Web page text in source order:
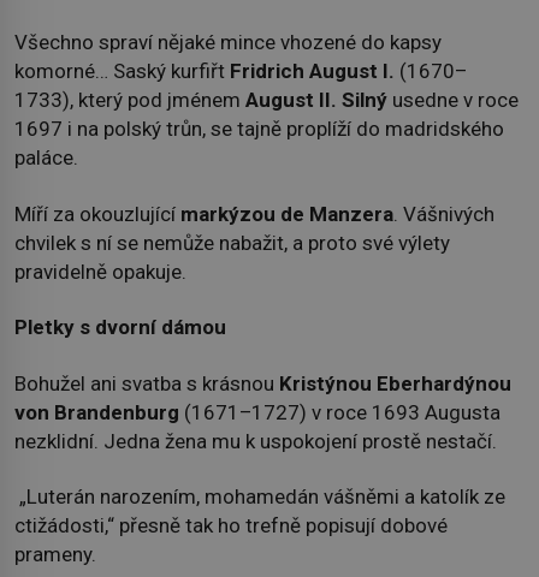
Všechno spraví nějaké mince vhozené do kapsy
komorné… Saský kurfiřt Fridrich August I. (1670–
1733), který pod jménem August II. Silný usedne v roce
1697 i na polský trůn, se tajně proplíží do madridského
paláce.
Míří za okouzlující markýzou de Manzera . Vášnivých
chvilek s ní se nemůže nabažit, a proto své výlety
pravidelně opakuje.
Pletky s dvorní dámou
Bohužel ani svatba s krásnou Kristýnou Eberhardýnou
von Brandenburg (1671–1727) v roce 1693 Augusta
nezklidní. Jedna žena mu k uspokojení prostě nestačí.
„Luterán narozením, mohamedán vášněmi a katolík ze
ctižádosti,“ přesně tak ho trefně popisují dobové
prameny.